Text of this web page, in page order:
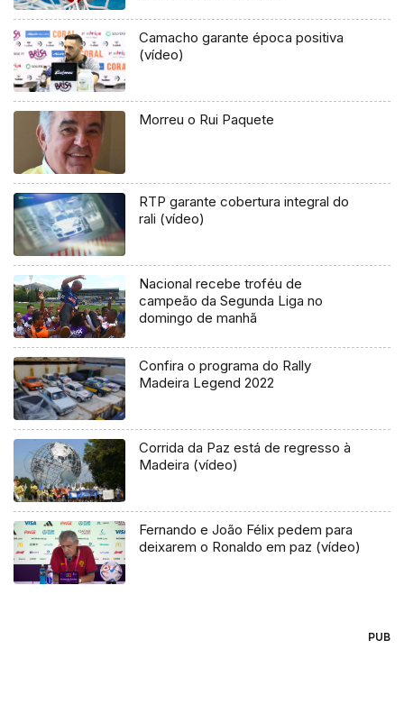
Camacho garante época positiva
(vídeo)
Morreu o Rui Paquete
RTP garante cobertura integral do
rali (vídeo)
Nacional recebe troféu de
campeão da Segunda Liga no
domingo de manhã
Confira o programa do Rally
Madeira Legend 2022
Corrida da Paz está de regresso à
Madeira (vídeo)
Fernando e João Félix pedem para
deixarem o Ronaldo em paz (vídeo)
PUB